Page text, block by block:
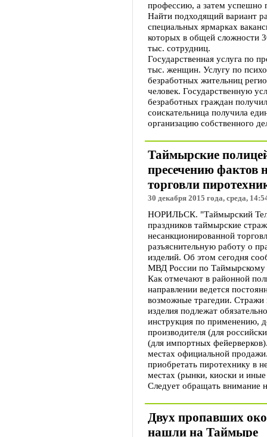
профессию, а затем успешно
Найти подходящий вариант
специальных ярмарках
которых в общей сложности
тыс. сотрудниц.
Государственная услуга по
тыс. женщин. Услугу по
безработных жительниц
человек. Государственную
безработных граждан
соискательница получила
организацию собственного
Таймырские
пресечению фактов
торговли
30 декабря 2015 года, среда,
НОРИЛЬСК. "Таймырский
праздников таймырские
несанкционированной
разъяснительную работу о
изделий. Об этом сегодня
МВД России по Таймырскому
Как отмечают в районной
направлении ведется
возможные трагедии. Стражи
изделия подлежат
инструкция по применению,
производителя (для
(для импортных
местах официальной
приобретать пиротехнику в
местах (рынки, киоски и
Следует обращать внимание
Двух пропавших
нашли на Таймыре